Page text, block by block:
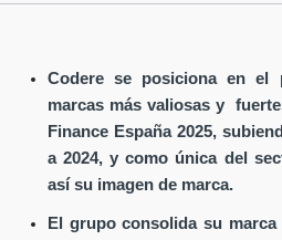
Codere se posiciona en el
marcas más valiosas y
Finance España 2025,
a 2024, y como única del
así su imagen de marca.
El grupo consolida su